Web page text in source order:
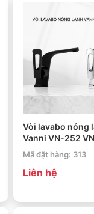
Vòi lavabo nóng
Vanni VN-252
chất liệu đồng
crome
Mã đặt hàng: 313
Liên hệ